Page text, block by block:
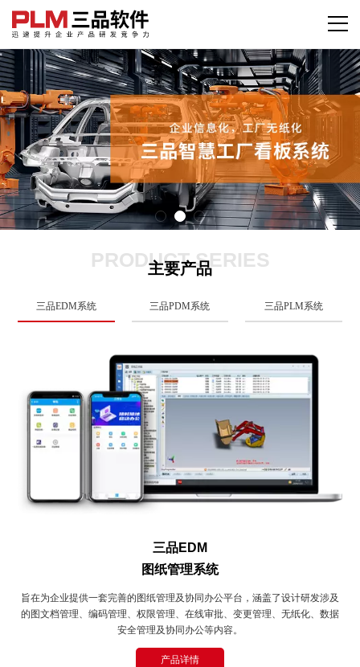
PRODUCT SERIES
主要产品
三品EDM系统 三品PDM系统 三品PLM系统
三品EDM
图纸管理系统
旨在为企业提供一套完善的图纸管理及协同办公平台，涵盖了设计研发涉及
的图文档管理、编码管理、权限管理、在线审批、变更管理、无纸化、数据
安全管理及协同办公等内容。
产品详情